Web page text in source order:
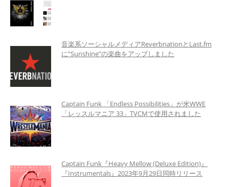
音楽系ソーシャルメディアReverbnationとLast.fm
に”Sunshine”の楽曲をアップしました
Captain Funk 「Endless Possibilities」が米WWE
「レッスルマニア 33」TVCMで使用されました
Captain Funk『Heavy Mellow (Deluxe Edition)』
『Instrumentals』2023年9月29日同時リリース